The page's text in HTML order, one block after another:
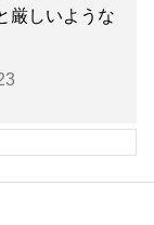
厳しいような